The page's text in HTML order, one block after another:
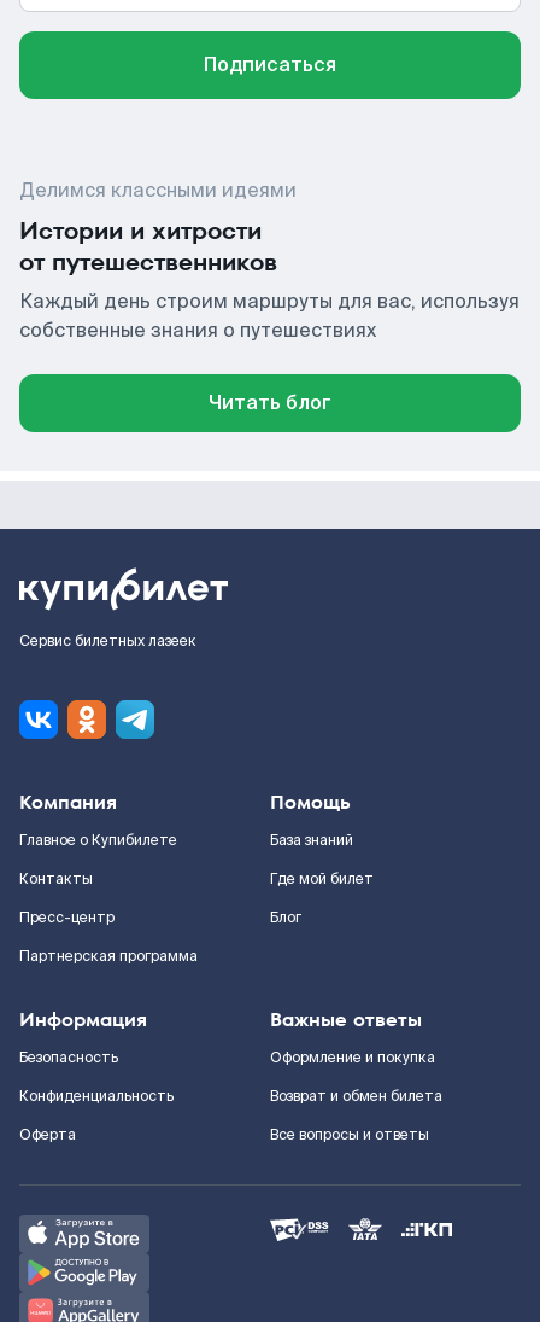
Подписаться
Делимся классными идеями
Истории и хитрости
от путешественников
Каждый день строим маршруты для вас, используя
собственные знания о путешествиях
Читать блог
Сервис билетных лазеек
Компания
Главное о Купибилете
Контакты
Пресс-центр
Партнерская программа
Помощь
База знаний
Где мой билет
Блог
Информация
Безопасность
Конфиденциальность
Оферта
Важные ответы
Оформление и покупка
Возврат и обмен билета
Все вопросы и ответы